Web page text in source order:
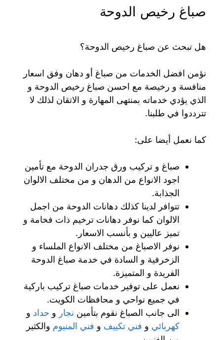
صباغ رخيص الدوحة
هل تبحث عن صباغ رخيص الدوحة؟
نؤمن افضل الخدمات من صباغ أو دهان وفق اسعار
منافسة و رخيصة مع احسن صباغ رخيص الدوحة و
الذي يؤدي خدماته بمنتهى المهارة و الاتقان لذلك لا
تترددوا في طلبنا.
كما نعمل أيضا على:
صباغ و تركيب ورق جدران الدوحة مع تأمين
اجود الانواع من الدهان و من مختلف الالوان
الجذابة.
تتوافر لدينا كذلك دهانات الدوحة من اجمل
الالوان كما نوفر دهانات ترخيم ذات فخامة و
تميز عاليين و بأنسب الاسعار.
نوفر الاصباغ من مختلف الانواع الملساء و
الزخرفية و السادة في خدمة صباغ الدوحة
الفريدة و المتميزة.
نعمل على توفير خدمات صباغ تركيب باركية
في جميع نواحي و محافظات الكويت.
الى جانب الصباغ نقوم بتأمين نجار و حداد و
كهربائي و فني تكييف و فني المنيوم والكثير